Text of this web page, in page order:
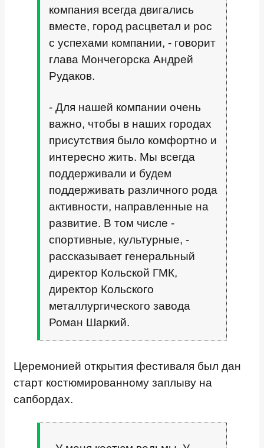
компания всегда двигались
вместе, город расцветал и рос
с успехами компании, - говорит
глава Мончегорска Андрей
Рудаков.
- Для нашей компании очень
важно, чтобы в наших городах
присутствия было комфортно и
интересно жить. Мы всегда
поддерживали и будем
поддерживать различного рода
активности, направленные на
развитие. В том числе -
спортивные, культурные, -
рассказывает генеральный
директор Кольской ГМК,
директор Кольского
металлургического завода
Роман Шаркий.
Церемонией открытия фестиваля был дан
старт костюмированному заплыву на
сапбордах.